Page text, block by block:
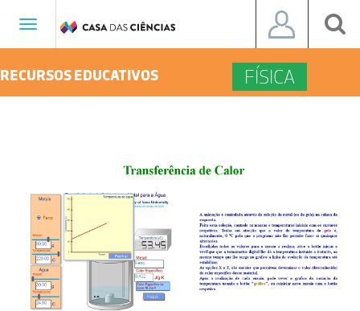
Toggle
RECURSOS EDUCATIVOS FÍSICA